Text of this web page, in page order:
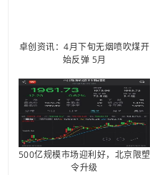
卓创资讯：4月下旬无烟喷吹煤开
始反弹 5月
500亿规模市场迎利好，北京限塑
令升级